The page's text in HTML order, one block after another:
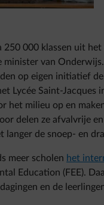
250 000 klassen uit
minister van
op eigen initiatief
Lycée Saint-Jacques
het milieu op en
delen ze afvalvrije
langer de snoep- en
meer scholen het
Education (FEE).
en de